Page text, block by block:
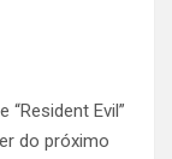
Evil”
do próximo